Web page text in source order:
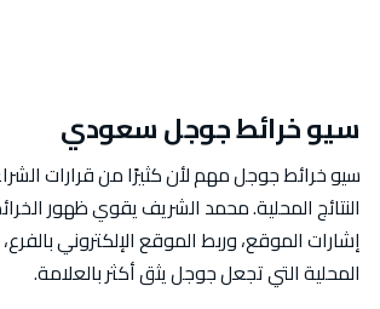
سيو خرائط جوجل سعودي
سيو خرائط جوجل مهم لأن كثيرًا من قرارات
النتائج المحلية. محمد الشريف يقوي ظهور
إشارات الموقع، وربط الموقع الإلكتروني
المحلية التي تجعل جوجل يثق أكثر بالعلامة.